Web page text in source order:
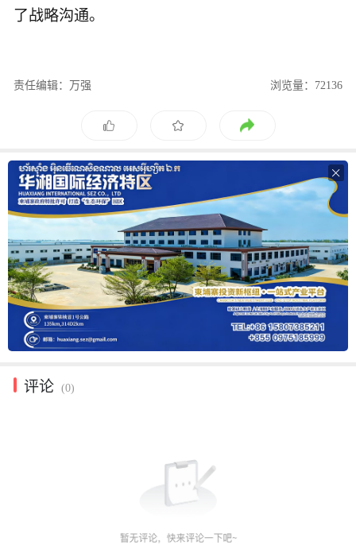
了战略沟通。
责任编辑：万强 浏览量：72136

评论 (0)